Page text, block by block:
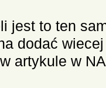
jest to ten
dodać
artykule w